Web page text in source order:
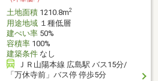
土地面積1210.8m2
用途地域１種低層
建ぺい率50%
容積率100%
建築条件なし
ＪＲ山陽本線 広島駅 バス15分/
「万休寺前」バス停 停歩5分